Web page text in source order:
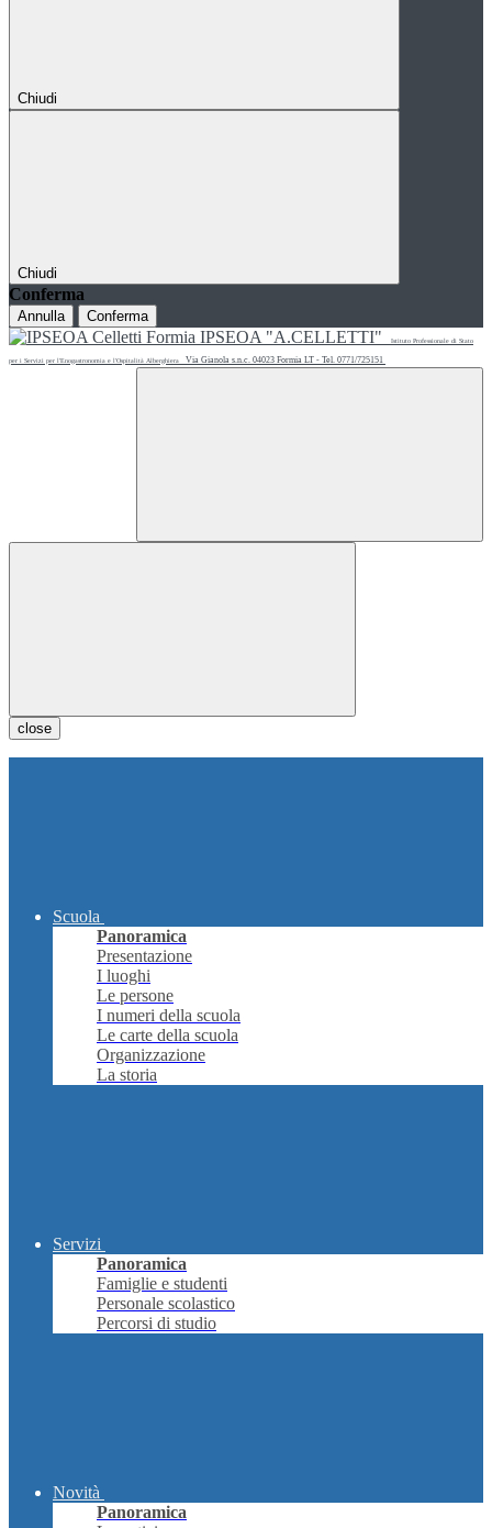
Chiudi
Chiudi
Conferma
Annulla Conferma
IPSEOA "A.CELLETTI" Istituto Professionale di Stato
per i Servizi per l'Enogastronomia e l'Ospitalità Alberghiera Via Gianola s.n.c. 04023 Formia LT - Tel. 0771/725151
close
Scuola
Panoramica
Presentazione
I luoghi
Le persone
I numeri della scuola
Le carte della scuola
Organizzazione
La storia
Servizi
Panoramica
Famiglie e studenti
Personale scolastico
Percorsi di studio
Novità
Panoramica